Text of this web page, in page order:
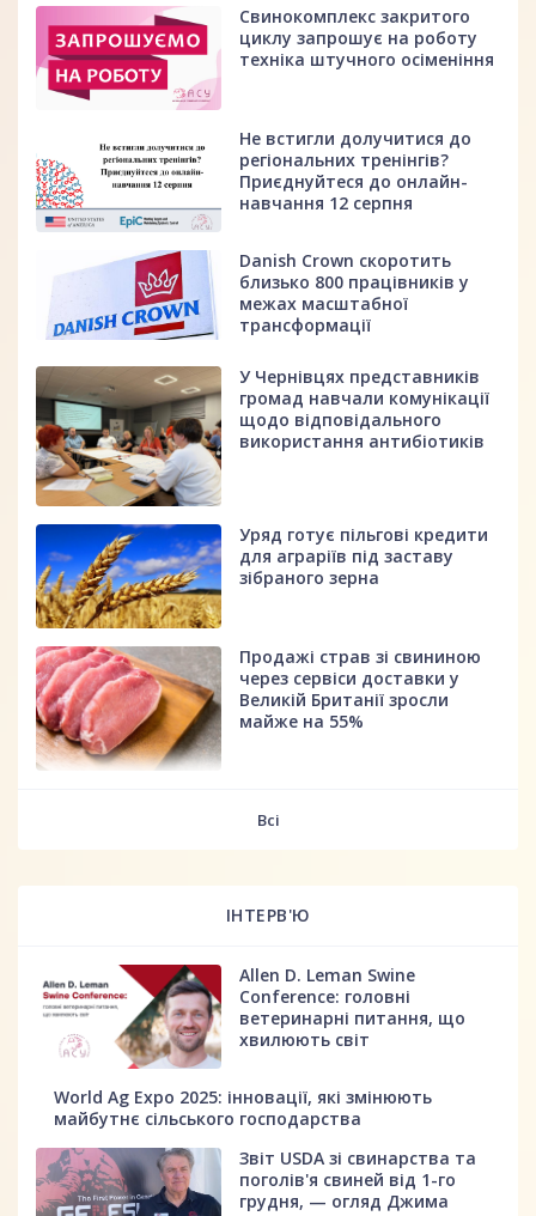
Свинокомплекс закритого
циклу запрошує на роботу
техніка штучного осіменіння
Не встигли долучитися до
регіональних тренінгів?
Приєднуйтеся до онлайн-
навчання 12 серпня
Danish Crown скоротить
близько 800 працівників у
межах масштабної
трансформації
У Чернівцях представників
громад навчали комунікації
щодо відповідального
використання антибіотиків
Уряд готує пільгові кредити
для аграріїв під заставу
зібраного зерна
Продажі страв зі свининою
через сервіси доставки у
Великій Британії зросли
майже на 55%
Всі
ІНТЕРВ'Ю
Allen D. Leman Swine
Conference: головні
ветеринарні питання, що
хвилюють світ
World Ag Expo 2025: інновації, які змінюють
майбутнє сільського господарства
Звіт USDA зі свинарства та
поголів'я свиней від 1-го
грудня, — огляд Джима